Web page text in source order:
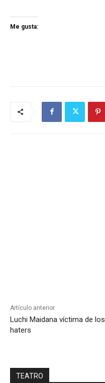
Me gusta:
Artículo anterior
Luchi Maidana víctima de los
haters
TEATRO